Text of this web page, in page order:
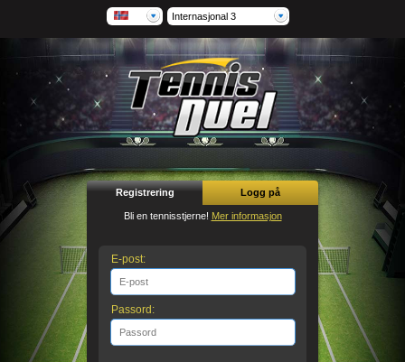
Internasjonal 3
Registrering Logg på
Bli en tennisstjerne! Mer informasjon
E-post:
Passord: